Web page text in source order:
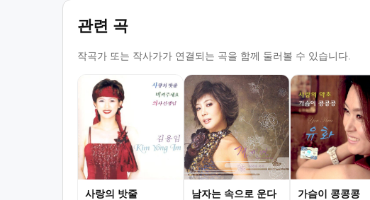
관련 곡
작곡가 또는 작사가가 연결되는 곡을 함께 둘러볼 수 있습니다.
사랑의 밧줄 남자는 속으로 운다 가슴이 콩콩콩